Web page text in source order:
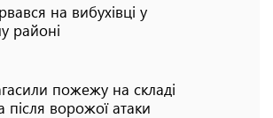
на вибухівці у
районі
пожежу на складі
після ворожої атаки